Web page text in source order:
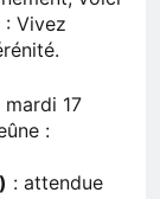
Vivez
17
:
: attendue